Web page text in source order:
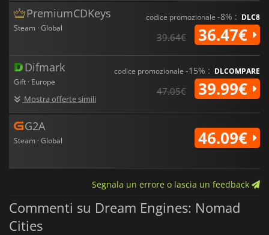
PremiumCDKeys
Steam · Global
codice promozionale -8% : DLC8
39.64€ 36.47€
Difmark
Gift · Europe
Mostra offerte simili
codice promozionale -15% : DLCOMPARE
47.05€ 39.99€
G2A
Steam · Global 46.09€
Segnala un errore o lascia un feedback
Commenti su Dream Engines: Nomad
Cities